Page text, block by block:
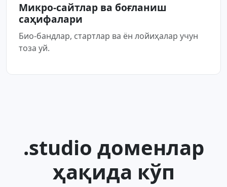
Микро-сайтлар ва боғланиш
саҳифалари
Био-бандлар, стартлар ва ён лойиҳалар учун
тоза уй.
.studio доменлар
ҳақида кўп